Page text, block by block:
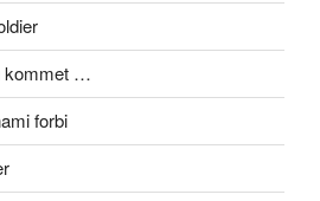
kommet …
forbi